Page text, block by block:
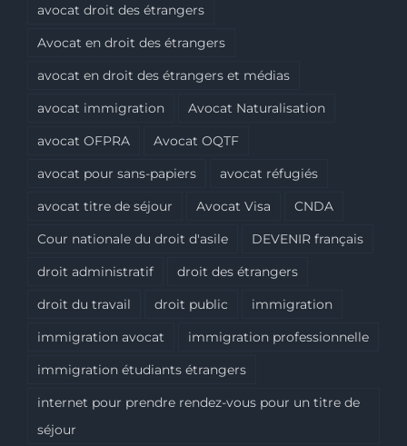
avocat droit des étrangers
Avocat en droit des étrangers
avocat en droit des étrangers et médias
avocat immigration
Avocat Naturalisation
avocat OFPRA
Avocat OQTF
avocat pour sans-papiers
avocat réfugiés
avocat titre de séjour
Avocat Visa
CNDA
Cour nationale du droit d'asile
DEVENIR français
droit administratif
droit des étrangers
droit du travail
droit public
immigration
immigration avocat
immigration professionnelle
immigration étudiants étrangers
internet pour prendre rendez-vous pour un titre de
séjour